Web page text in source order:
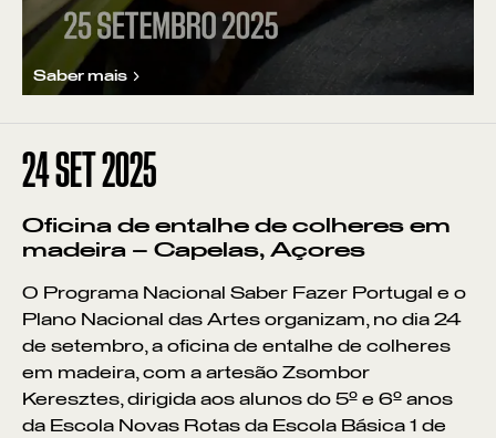
Saber mais
24SET 2025
Oficina de entalhe de colheres em
madeira – Capelas, Açores
O Programa Nacional Saber Fazer Portugal e o
Plano Nacional das Artes organizam, no dia 24
de setembro, a oficina de entalhe de colheres
em madeira, com a artesão Zsombor
Keresztes, dirigida aos alunos do 5º e 6º anos
da Escola Novas Rotas da Escola Básica 1 de